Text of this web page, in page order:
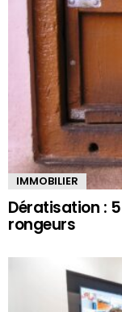
IMMOBILIER
Dératisation :
rongeurs